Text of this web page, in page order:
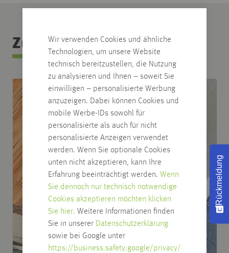
Wir verwenden Cookies und ähnliche
Technologien, um unsere Website
technisch bereitzustellen, die Nutzung
zu analysieren und Ihnen – soweit Sie
einwilligen – personalisierte Werbung
anzuzeigen. Dabei können Cookies und
mobile Werbe-IDs sowohl für
personalisierte als auch für nicht
personalisierte Anzeigen verwendet
werden. Wenn Sie optionale Cookies
unten nicht akzeptieren, kann Ihre
Erfahrung beeinträchtigt werden. Wenn
Sie dennoch nur technisch notwendige
Cookies akzeptieren möchten klicken
Sie hier. Weitere Informationen finden
Sie in unserer Datenschutzerklärung
sowie bei Google unter
https://business.safety.google/privacy/
Zubehör Kategorie
Rückmeldung